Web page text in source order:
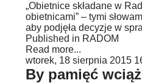
„Obietnice składane w
obietnicami” – tymi
aby podjęła decyzje w
Published in RADOM
Read more...
wtorek, 18 sierpnia 2015
By pamięć